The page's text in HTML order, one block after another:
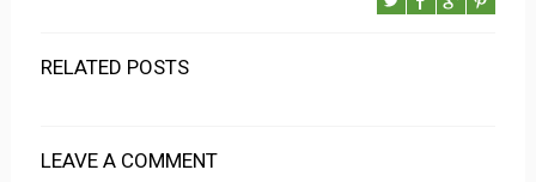
RELATED POSTS
LEAVE A COMMENT